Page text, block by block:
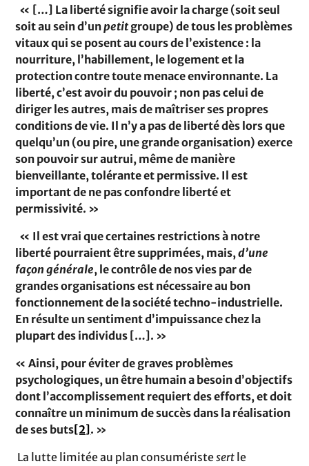
« […] La liberté signifie avoir la charge (soit seul
soit au sein d’unpetit groupe) de tous les problèmes
vitaux qui se posent au cours de l’existence : la
nour­riture, l’habillement, le logement et la
protection contre toute menace environnante. La
liberté, c’est avoir du pouvoir ; non pas celui de
diriger les autres, mais de maîtriser ses propres
conditions de vie. Il n’y a pas de liberté dès lors que
quelqu’un (ou pire, une grande organisation) exerce
son pouvoir sur autrui, même de manière
bienveillante, tolérante et per­missive. Il est
important de ne pas confondre liberté et
permissivité. »
« Il est vrai que certaines restrictions à notre
liberté pourraient être supprimées, mais,d’une
façon générale, le contrôle de nos vies par de
grandes organisations est nécessaire au bon
fonctionnement de la société techno-industrielle.
En résulte un sentiment d’impuissance chez la
plupart des individus […]. »
« Ainsi, pour éviter de graves problèmes
psychologiques, un être humain a besoin d’objectifs
dont l’accomplissement requiert des efforts, et doit
connaître un minimum de succès dans la réalisation
de ses buts[2] . »
La lutte limitée au plan consuméristesert le